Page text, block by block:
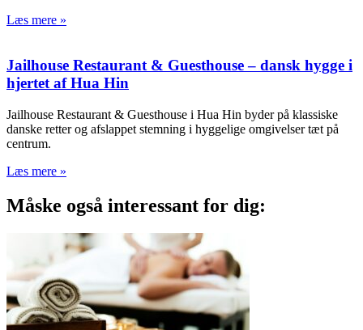
Læs mere »
Jailhouse Restaurant & Guesthouse – dansk hygge i
hjertet af Hua Hin
Jailhouse Restaurant & Guesthouse i Hua Hin byder på klassiske
danske retter og afslappet stemning i hyggelige omgivelser tæt på
centrum.
Læs mere »
Måske også interessant for dig: